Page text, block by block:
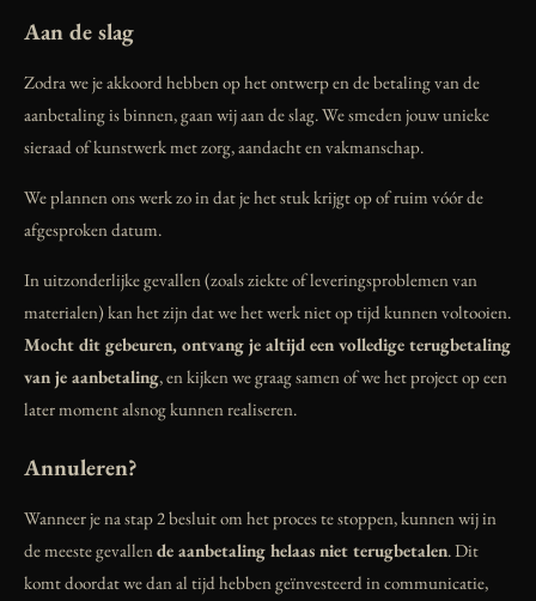
Aan de slag
Zodra we je akkoord hebben op het ontwerp en de betaling van de
aanbetaling is binnen, gaan wij aan de slag. We smeden jouw unieke
sieraad of kunstwerk met zorg, aandacht en vakmanschap.
We plannen ons werk zo in dat je het stuk krijgt op of ruim vóór de
afgesproken datum.
In uitzonderlijke gevallen (zoals ziekte of leveringsproblemen van
materialen) kan het zijn dat we het werk niet op tijd kunnen voltooien.
Mocht dit gebeuren, ontvang je altijd een volledige terugbetaling
van je aanbetaling, en kijken we graag samen of we het project op een
later moment alsnog kunnen realiseren.
Annuleren?
Wanneer je na stap 2 besluit om het proces te stoppen, kunnen wij in
de meeste gevallen de aanbetaling helaas niet terugbetalen. Dit
komt doordat we dan al tijd hebben geïnvesteerd in communicatie,